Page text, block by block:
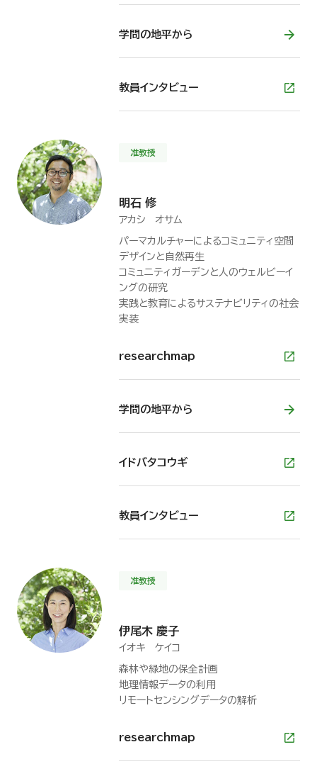
学問の地平から
教員インタビュー
准教授
明石 修
アカシ オサム
パーマカルチャーによるコミュニティ空間
デザインと自然再生
コミュニティガーデンと人のウェルビーイ
ングの研究
実践と教育によるサステナビリティの社会
実装
researchmap
学問の地平から
イドバタコウギ
教員インタビュー
准教授
伊尾木 慶子
イオキ ケイコ
森林や緑地の保全計画
地理情報データの利用
リモートセンシングデータの解析
researchmap